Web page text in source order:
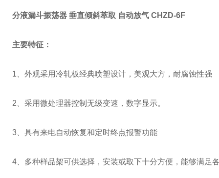
分液漏斗振荡器 垂直倾斜萃取 自动放气 CHZD-6F
主要特征：
1、外观采用冷轧板经典喷塑设计，美观大方，耐腐蚀性强
2、采用微处理器控制无级变速，数字显示。
3、具有来电自动恢复和定时终点报警功能
4、多种样品架可供选择，安装或取下十分方便，能够满足